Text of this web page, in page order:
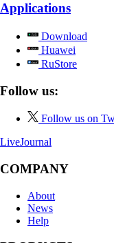
Applications
Download
Huawei
RuStore
Follow us:
Follow us on
LiveJournal
COMPANY
About
News
Help